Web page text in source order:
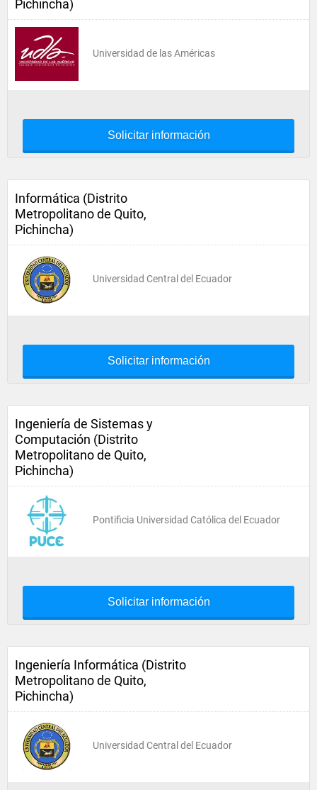
Pichincha)
Universidad de las Américas
Solicitar información
Informática (Distrito
Metropolitano de Quito,
Pichincha)
Universidad Central del Ecuador
Solicitar información
Ingeniería de Sistemas y
Computación (Distrito
Metropolitano de Quito,
Pichincha)
Pontificia Universidad Católica del Ecuador
Solicitar información
Ingeniería Informática (Distrito
Metropolitano de Quito,
Pichincha)
Universidad Central del Ecuador